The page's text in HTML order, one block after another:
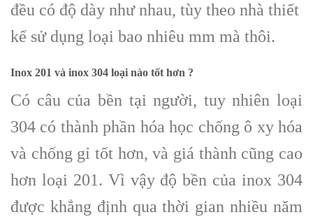
đều có độ dày như nhau, tùy theo nhà thiết
kế sử dụng loại bao nhiêu mm mà thôi.
Inox 201 và inox 304 loại nào tốt hơn ?
Có câu của bền tại người, tuy nhiên loại
304 có thành phần hóa học chống ô xy hóa
và chống gỉ tốt hơn, và giá thành cũng cao
hơn loại 201. Vì vậy độ bền của inox 304
được khẳng định qua thời gian nhiều năm